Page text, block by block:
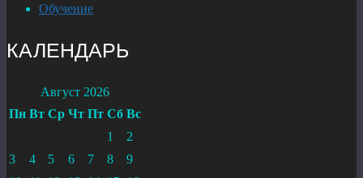
Обучение
КАЛЕНДАРЬ
Август 2026
Пн Вт Ср Чт Пт Сб Вс
1
2
3
4 5 6 7 8
9